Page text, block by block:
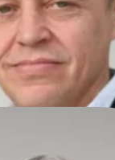
auf und
tiefes Know-